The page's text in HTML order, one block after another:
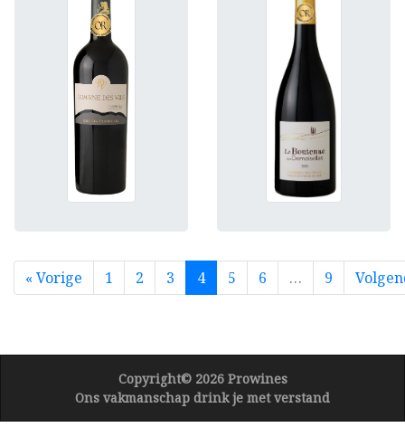
« Vorige 1 2 3 4 5 6 … 9
Copyright© 2026 Prowines
Ons vakmanschap drink je met verstand